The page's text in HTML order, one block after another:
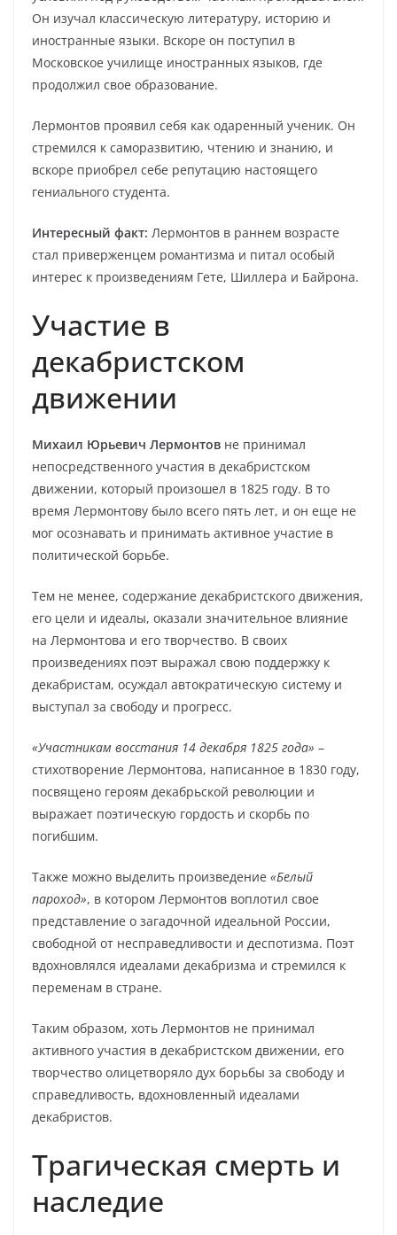
Он изучал классическую литературу, историю и
иностранные языки. Вскоре он поступил в
Московское училище иностранных языков, где
продолжил свое образование.
Лермонтов проявил себя как одаренный ученик. Он
стремился к саморазвитию, чтению и знанию, и
вскоре приобрел себе репутацию настоящего
гениального студента.
Интересный факт: Лермонтов в раннем возрасте
стал приверженцем романтизма и питал особый
интерес к произведениям Гете, Шиллера и Байрона.
Участие в
декабристском
движении
Михаил Юрьевич Лермонтов не принимал
непосредственного участия в декабристском
движении, который произошел в 1825 году. В то
время Лермонтову было всего пять лет, и он еще не
мог осознавать и принимать активное участие в
политической борьбе.
Тем не менее, содержание декабристского движения,
его цели и идеалы, оказали значительное влияние
на Лермонтова и его творчество. В своих
произведениях поэт выражал свою поддержку к
декабристам, осуждал автократическую систему и
выступал за свободу и прогресс.
«Участникам восстания 14 декабря 1825 года» –
стихотворение Лермонтова, написанное в 1830 году,
посвящено героям декабрьской революции и
выражает поэтическую гордость и скорбь по
погибшим.
Также можно выделить произведение «Белый
пароход», в котором Лермонтов воплотил свое
представление о загадочной идеальной России,
свободной от несправедливости и деспотизма. Поэт
вдохновлялся идеалами декабризма и стремился к
переменам в стране.
Таким образом, хоть Лермонтов не принимал
активного участия в декабристском движении, его
творчество олицетворяло дух борьбы за свободу и
справедливость, вдохновленный идеалами
декабристов.
Трагическая смерть и
наследие